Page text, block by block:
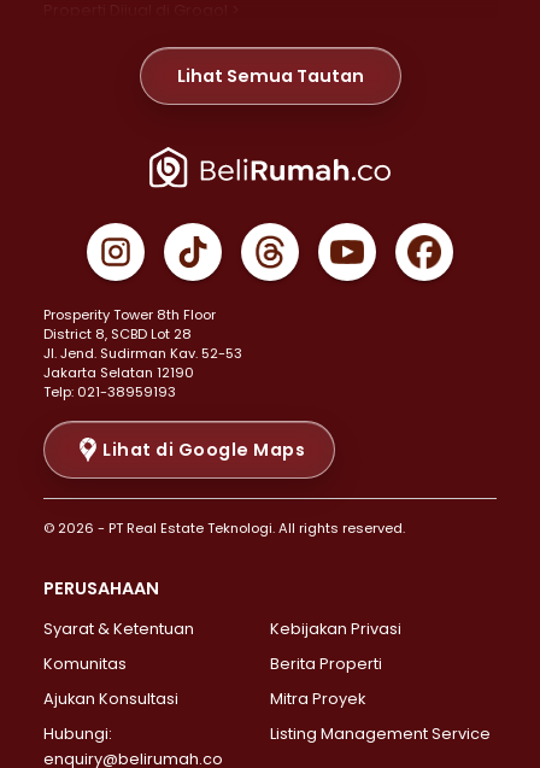
Properti Dijual di Meruya >
Properti Dijual di Jelambar >
Properti Dijual di Jakarta Pusat >
Properti Dijual di Gambir >
Properti Dijual di Johar Baru >
Properti Dijual di Menteng >
Properti Dijual di Senen >
Properti Dijual di Tanah Abang >
Properti Dijual di Cikini >
Properti Dijual di Kramat >
Properti Dijual di Pasar Baru >
Properti Dijual di Bendungan Hilir >
Properti Dijual di Jakarta Selatan >
Properti Dijual di Lebak Bulus >
Properti Dijual di Gandaria Selatan >
Properti Dijual di Pondok Labu >
Properti Dijual di Lenteng Agung >
Lihat Semua Tautan
Prosperity Tower 8th Floor
District 8, SCBD Lot 28
JI. Jend. Sudirman Kav. 52-53
Jakarta Selatan 12190
Telp: 021-38959193
Lihat di Google Maps
© 2026 - PT Real Estate Teknologi. All rights reserved.
PERUSAHAAN
Syarat & Ketentuan
Kebijakan Privasi
Komunitas
Berita Properti
Ajukan Konsultasi
Mitra Proyek
Hubungi:
enquiry@belirumah.co
Listing Management Service